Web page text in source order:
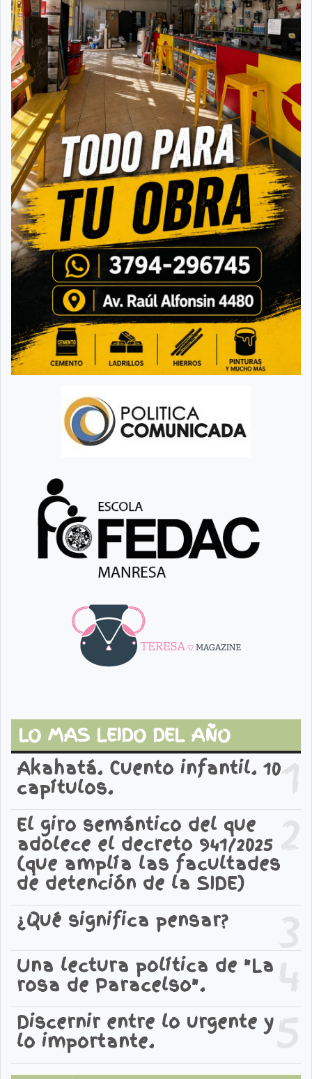
LO MAS LEIDO DEL AÑO
1
Akahatá. Cuento infantil. 10
capítulos.
2
El giro semántico del que
adolece el decreto 941/2025
(que amplía las facultades
de detención de la SIDE)
3
¿Qué significa pensar?
4
Una lectura política de "La
rosa de Paracelso".
5
Discernir entre lo urgente y
lo importante.